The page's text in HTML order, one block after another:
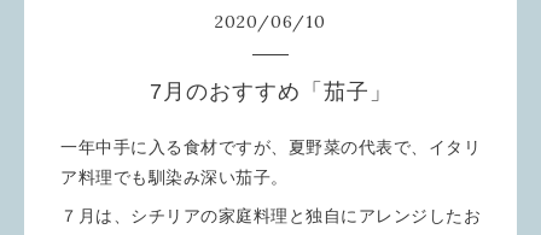
2020/06/10
7月のおすすめ「茄子」
一年中手に入る食材ですが、夏野菜の代表で、イタリ
ア料理でも馴染み深い茄子。
７月は、シチリアの家庭料理と独自にアレンジしたお